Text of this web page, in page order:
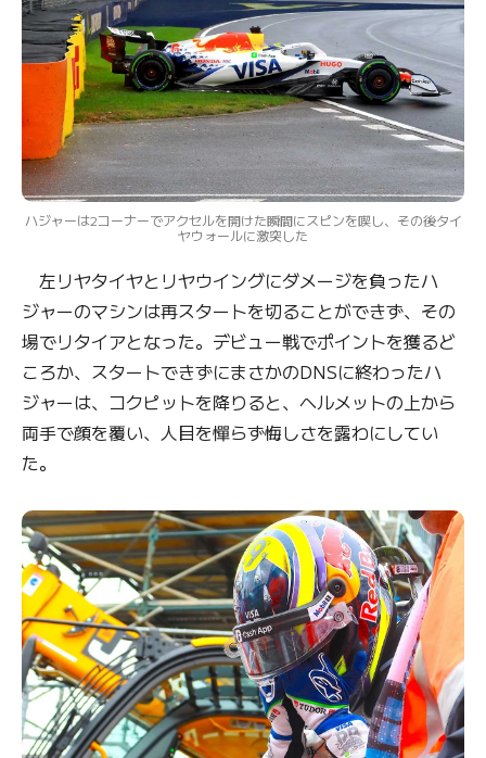
ハジャーは2コーナーでアクセルを開けた瞬間にスピンを喫し、その後タイ
ヤウォールに激突した
左リヤタイヤとリヤウイングにダメージを負ったハ
ジャーのマシンは再スタートを切ることができず、その
場でリタイアとなった。デビュー戦でポイントを獲るど
ころか、スタートできずにまさかのDNSに終わったハ
ジャーは、コクピットを降りると、ヘルメットの上から
両手で顔を覆い、人目を憚らず悔しさを露わにしてい
た。